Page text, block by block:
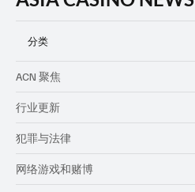
分类
ACN 聚焦
行业更新
犯罪与法律
网络游戏和赌博